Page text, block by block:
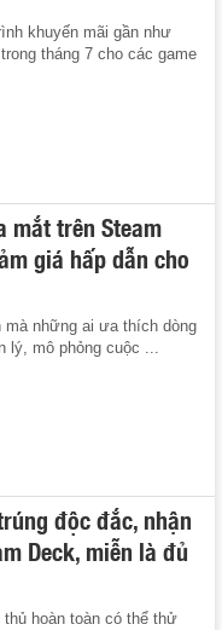
khuyến mãi gần như
tháng 7 cho các game
mắt trên Steam
giá hấp dẫn cho
mà những ai ưa thích dòng
lý, mô phỏng cuộc ...
độc đắc, nhận
Deck, miễn là đủ
thủ hoàn toàn có thể thử